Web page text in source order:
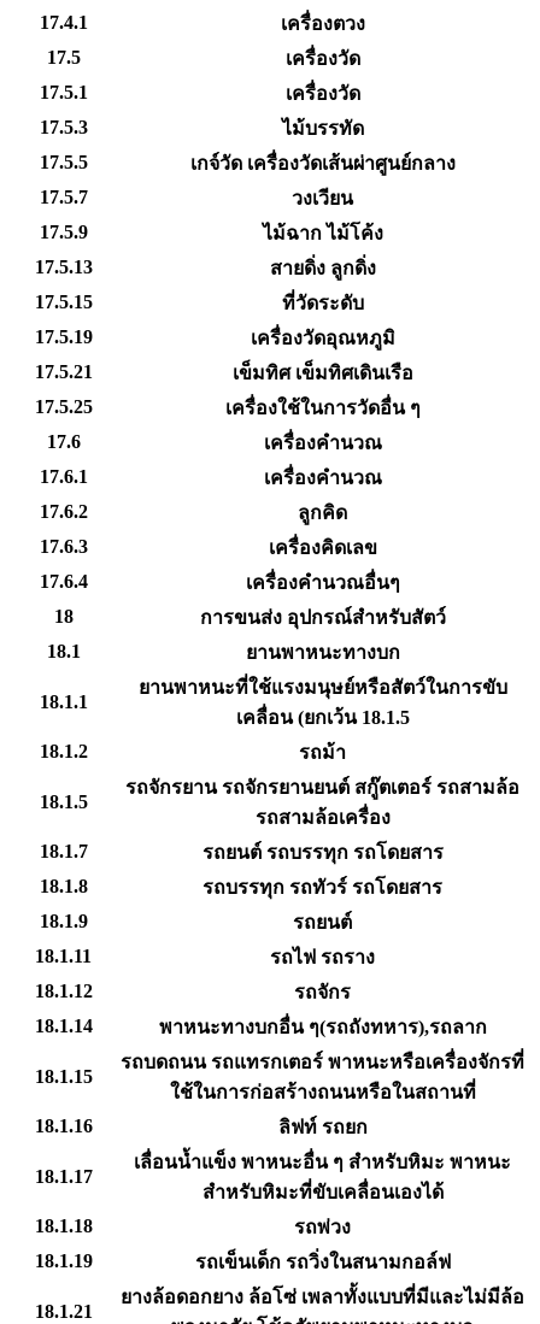
17.4.1
เครื่องตวง
17.5
เครื่องวัด
17.5.1
เครื่องวัด
17.5.3
ไม้บรรทัด
17.5.5
เกจ์วัด เครื่องวัดเส้นผ่าศูนย์กลาง
17.5.7
วงเวียน
17.5.9
ไม้ฉาก ไม้โค้ง
17.5.13
สายดิ่ง ลูกดิ่ง
17.5.15
ที่วัดระดับ
17.5.19
เครื่องวัดอุณหภูมิ
17.5.21
เข็มทิศ เข็มทิศเดินเรือ
17.5.25
เครื่องใช้ในการวัดอื่น ๆ
17.6
เครื่องคำนวณ
17.6.1
เครื่องคำนวณ
17.6.2
ลูกคิด
17.6.3
เครื่องคิดเลข
17.6.4
เครื่องคำนวณอื่นๆ
18
การขนส่ง อุปกรณ์สำหรับสัตว์
18.1
ยานพาหนะทางบก
18.1.1
ยานพาหนะที่ใช้แรงมนุษย์หรือสัตว์ในการขับ
เคลื่อน (ยกเว้น 18.1.5
18.1.2
รถม้า
18.1.5
รถจักรยาน รถจักรยานยนต์ สกู๊ตเตอร์ รถสามล้อ
รถสามล้อเครื่อง
18.1.7
รถยนต์ รถบรรทุก รถโดยสาร
18.1.8
รถบรรทุก รถทัวร์ รถโดยสาร
18.1.9
รถยนต์
18.1.11
รถไฟ รถราง
18.1.12
รถจักร
18.1.14
พาหนะทางบกอื่น ๆ(รถถังทหาร),รถลาก
18.1.15
รถบดถนน รถแทรกเตอร์ พาหนะหรือเครื่องจักรที่
ใช้ในการก่อสร้างถนนหรือในสถานที่
18.1.16
ลิฟท์ รถยก
18.1.17
เลื่อนน้ำแข็ง พาหนะอื่น ๆ สำหรับหิมะ พาหนะ
สำหรับหิมะที่ขับเคลื่อนเองได้
18.1.18
รถพ่วง
18.1.19
รถเข็นเด็ก รถวิ่งในสนามกอล์ฟ
18.1.21
ยางล้อดอกยาง ล้อโซ่ เพลาทั้งแบบที่มีและไม่มีล้อ